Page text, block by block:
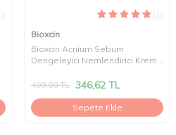
Bioxcin
Bioxcin Acnium Sebum
Dengeleyici Nemlendirici Krem
499,00TL 346,62 TL
Sepete Ekle